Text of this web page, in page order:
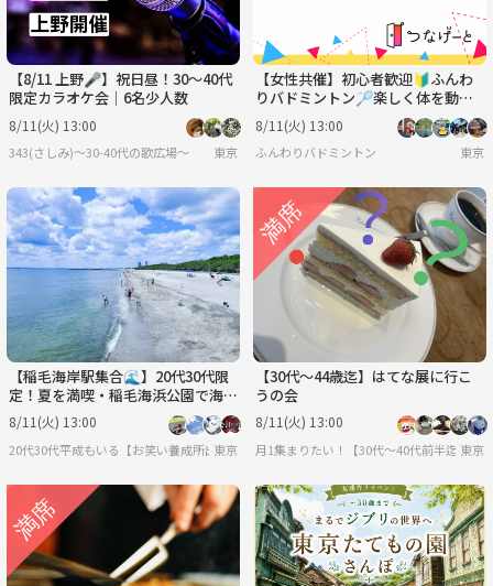
【8/11 上野🎤】祝日昼！30〜40代
限定カラオケ会｜6名少人数
8/11(火) 13:00
343(さしみ)〜30-40代の歌広場〜 東京
【女性共催】初心者歓迎🔰ふんわ
りバドミントン🏸楽しく体を動か
そう！
8/11(火) 13:00
ふんわりバドミントン 東京
【稲毛海岸駅集合🌊】20代30代限
定！夏を満喫・稲毛海浜公園で海水
浴ピクニック✨
8/11(火) 13:00
20代30代平成もいる【お笑い養成所出身】参加しやすさ重視&しゃべりたい😊⭐️行き
東京
【30代〜44歳迄】はてな展に行こ
うの会
8/11(火) 13:00
月1集まりたい！【30代〜40代前半迄】東京